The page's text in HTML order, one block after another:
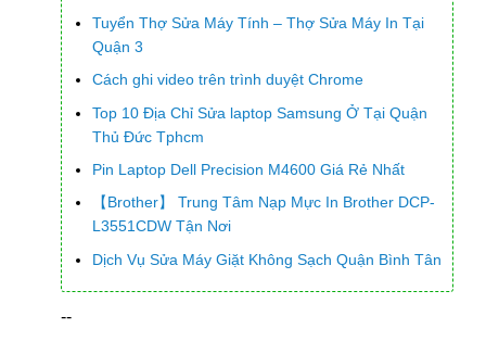
Tuyển Thợ Sửa Máy Tính – Thợ Sửa Máy In Tại
Quận 3
Cách ghi video trên trình duyệt Chrome
Top 10 Địa Chỉ Sửa laptop Samsung Ở Tại Quận
Thủ Đức Tphcm
Pin Laptop Dell Precision M4600 Giá Rẻ Nhất
【Brother】 Trung Tâm Nạp Mực In Brother DCP-
L3551CDW Tận Nơi
Dịch Vụ Sửa Máy Giặt Không Sạch Quận Bình Tân
--